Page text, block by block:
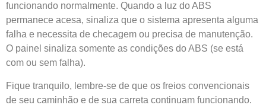
funcionando normalmente. Quando a luz do ABS
permanece acesa, sinaliza que o sistema apresenta alguma
falha e necessita de checagem ou precisa de manutenção.
O painel sinaliza somente as condições do ABS (se está
com ou sem falha).
Fique tranquilo, lembre-se de que os freios convencionais
de seu caminhão e de sua carreta continuam funcionando.